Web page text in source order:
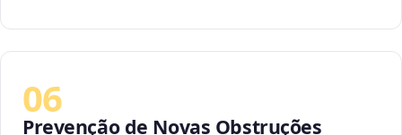
06
Prevenção de Novas Obstruções